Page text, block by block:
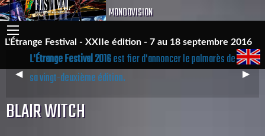
MONDOVISION
L'Étrange Festival - XXIIe édition - 7 au 18 septembre 2016
Previous
Slide
◀︎
Next
▶︎
L'Étrange Festival 2016est fier d'annoncer le palmarès de
sa vingt-deuxième édition.
BLAIR WITCH